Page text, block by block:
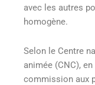
avec les autres
homogène.
Selon le Centre
animée (CNC),
commission aux